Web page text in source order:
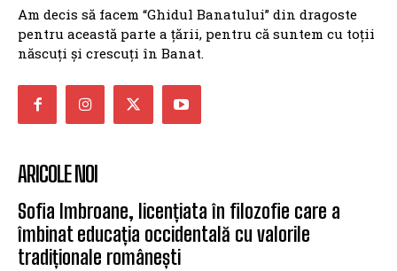
Am decis să facem “Ghidul Banatului” din dragoste
pentru această parte a țării, pentru că suntem cu toții
născuți și crescuți în Banat.
ARICOLE NOI
Sofia Imbroane, licențiata în filozofie care a
îmbinat educația occidentală cu valorile
tradiționale românești